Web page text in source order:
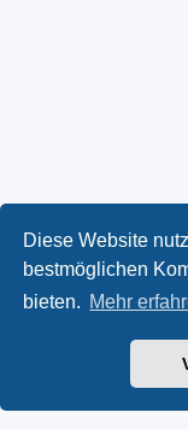
Diese Website
bestmöglichen
bieten. Mehr